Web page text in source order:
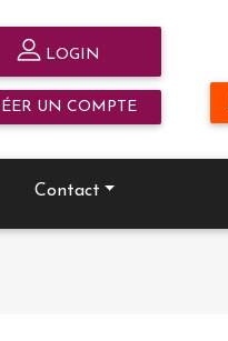
LOGIN
UN COMPTE
Contact